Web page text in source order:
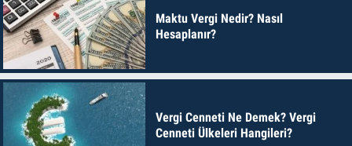
Maktu Vergi Nedir? Nasıl
Hesaplanır?
Vergi Cenneti Ne Demek? Vergi
Cenneti Ülkeleri Hangileri?